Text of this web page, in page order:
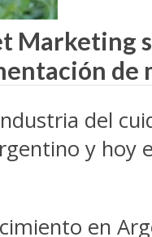
Marketing
de
del
y hoy
en